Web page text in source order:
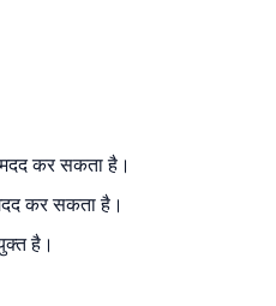
मदद कर सकता है।
कर सकता है।
है।